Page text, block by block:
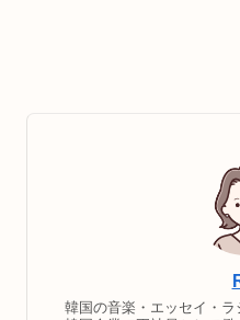
韓国の音楽・エッセイ・ラ